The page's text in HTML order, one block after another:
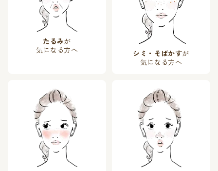
たるみが
気になる方へ
シミ・そばかすが
気になる方へ